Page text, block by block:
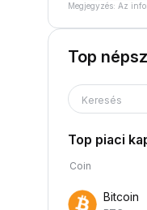
Megjegyzés: Az
Top
Keresés
Top piaci
Coin
Bitcoin